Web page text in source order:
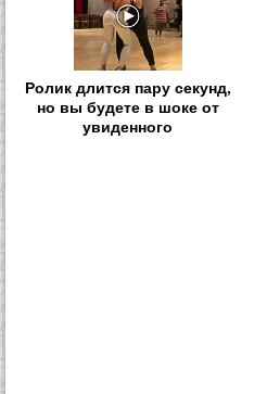
Ролик длится пару секунд,
но вы будете в шоке от
увиденного